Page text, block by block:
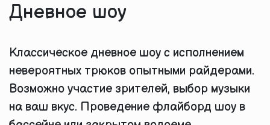
Дневное шоу
Классическое дневное шоу с исполнением
невероятных трюков опытными райдерами.
Возможно участие зрителей, выбор музыки
на ваш вкус. Проведение флайборд шоу в